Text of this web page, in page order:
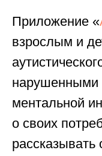
Приложение «
взрослым и
нарушенными
ментальной
о своих
рассказывать